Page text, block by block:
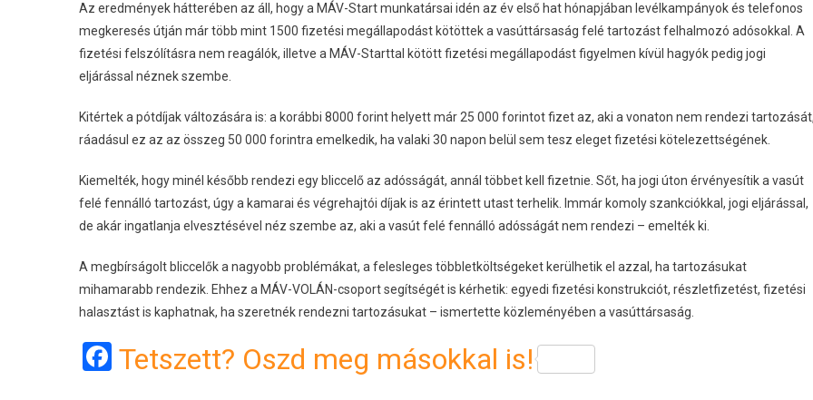
Az eredmények hátterében az áll, hogy a MÁV-Start munkatársai idén az év első hat hónapjában levélkampányok és telefonos
megkeresés útján már több mint 1500 fizetési megállapodást kötöttek a vasúttársaság felé tartozást felhalmozó adósokkal. A
fizetési felszólításra nem reagálók, illetve a MÁV-Starttal kötött fizetési megállapodást figyelmen kívül hagyók pedig jogi
eljárással néznek szembe.
Kitértek a pótdíjak változására is: a korábbi 8000 forint helyett már 25 000 forintot fizet az, aki a vonaton nem rendezi
ráadásul ez az az összeg 50 000 forintra emelkedik, ha valaki 30 napon belül sem tesz eleget fizetési kötelezettségének.
Kiemelték, hogy minél később rendezi egy bliccelő az adósságát, annál többet kell fizetnie. Sőt, ha jogi úton érvényesítik a vasút
felé fennálló tartozást, úgy a kamarai és végrehajtói díjak is az érintett utast terhelik. Immár komoly szankciókkal, jogi eljárással,
de akár ingatlanja elvesztésével néz szembe az, aki a vasút felé fennálló adósságát nem rendezi – emelték ki.
A megbírságolt bliccelők a nagyobb problémákat, a felesleges többletköltségeket kerülhetik el azzal, ha tartozásukat
mihamarabb rendezik. Ehhez a MÁV-VOLÁN-csoport segítségét is kérhetik: egyedi fizetési konstrukciót, részletfizetést, fizetési
halasztást is kaphatnak, ha szeretnék rendezni tartozásukat – ismertette közleményében a vasúttársaság.
Facebook
Tetszett? Oszd meg másokkal is!